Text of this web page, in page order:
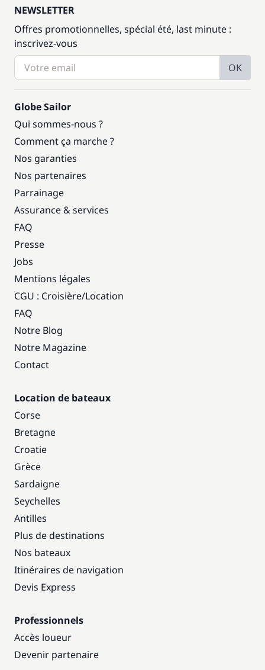
NEWSLETTER
Offres promotionnelles, spécial été, last minute :
inscrivez-vous
OK
Globe Sailor
Qui sommes-nous ?
Comment ça marche ?
Nos garanties
Nos partenaires
Parrainage
Assurance & services
FAQ
Presse
Jobs
Mentions légales
CGU : Croisière/Location
FAQ
Notre Blog
Notre Magazine
Contact
Location de bateaux
Corse
Bretagne
Croatie
Grèce
Sardaigne
Seychelles
Antilles
Plus de destinations
Nos bateaux
Itinéraires de navigation
Devis Express
Professionnels
Accès loueur
Devenir partenaire